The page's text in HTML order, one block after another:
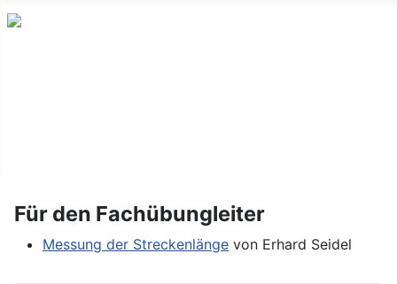
Für den Fachübungleiter
Messung der Streckenlänge von Erhard Seidel